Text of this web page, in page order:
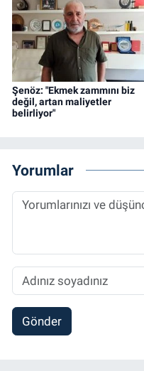
Şenöz: "Ekmek zammını biz
değil, artan maliyetler
belirliyor"
Yorumlar
Gönder